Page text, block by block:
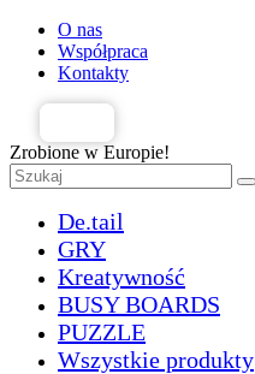
O nas
Współpraca
Kontakty
Zrobione w Europie!
De.tail
GRY
Kreatywność
BUSY BOARDS
PUZZLE
Wszystkie produkty